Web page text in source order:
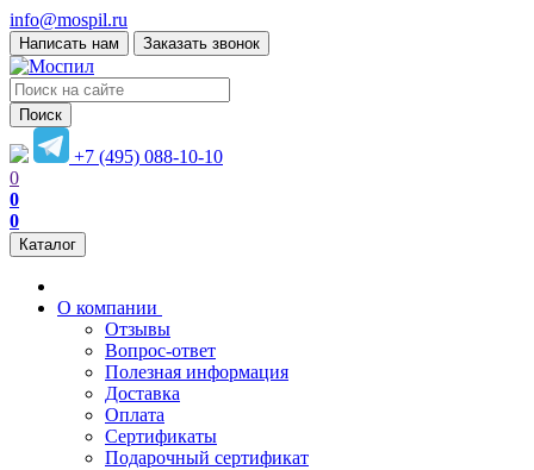
info@mospil.ru
Написать нам Заказать звонок
Поиск
+7 (495) 088-10-10
0
0
0
Каталог
О компании
Отзывы
Вопрос-ответ
Полезная информация
Доставка
Оплата
Сертификаты
Подарочный сертификат